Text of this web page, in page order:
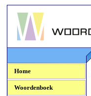
Woordenboek.NU
Home
Woordenboek